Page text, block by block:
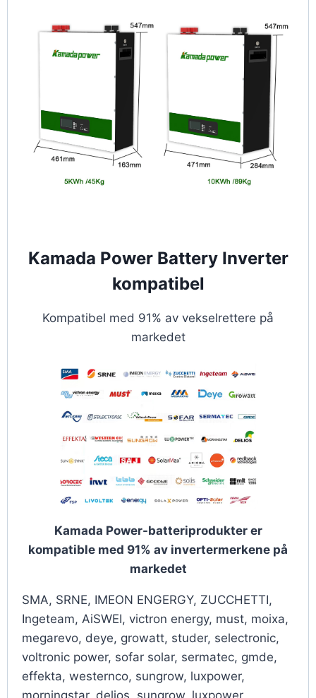
Kamada Power Battery Inverter
kompatibel
Kompatibel med 91% av vekselrettere på
markedet
Kamada Power-batteriprodukter er
kompatible med 91% av invertermerkene på
markedet
SMA, SRNE, IMEON ENGERGY, ZUCCHETTI,
Ingeteam, AiSWEI, victron energy, must, moixa,
megarevo, deye, growatt, studer, selectronic,
voltronic power, sofar solar, sermatec, gmde,
effekta, westernco, sungrow, luxpower,